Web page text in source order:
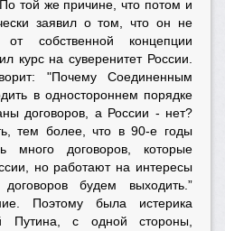
той же причине, что потом и
заявил о том, что он не
от собственной концепции
курс на суверенитет России.
"Почему Соединенным
в одностороннем порядке
договоров, а России - нет?
тем более, что в 90-е годы
много договоров, которые
но работают на интересы
будем выходить.”
Поэтому была истерика
Путина, с одной стороны,